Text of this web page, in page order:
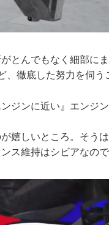
とんでもなく細部
、徹底した努力を伺う
ジンに近い』エンジン
嬉しいところ。そう
ンス維持はシビアなの